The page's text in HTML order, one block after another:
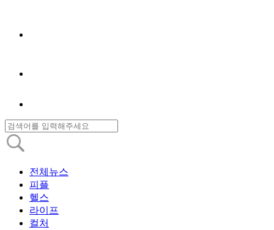
전체뉴스
피플
헬스
라이프
컬처